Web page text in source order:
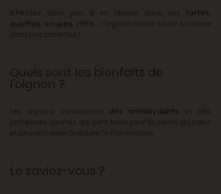
N'hésitez donc pas à en abuser dans vos tartes,
quiches, soupes, rôtis... L'oignon mérite toute sa place
dans nos assiettes !
Quels sont les bienfaits de
l'oignon ?
Les oignons contiennent des antioxydants et des
composés soufrés qui sont bons pour la santé du cœur
et peuvent aider à réduire l'inflammation.
Le saviez-vous ?